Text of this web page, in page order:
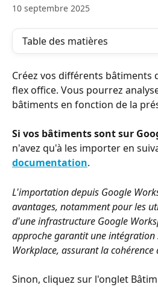
10 septembre 2025
Table des matières
Créez vos différents bâtiments
flex office. Vous pourrez
bâtiments en fonction de la
Si vos bâtiments sont sur
n'avez qu'à les importer en
documentation.
L'importation depuis Google
avantages, notamment pour les
d'une infrastructure Google
approche garantit une intégration
Workplace, assurant la cohérence
Sinon, cliquez sur l'onglet